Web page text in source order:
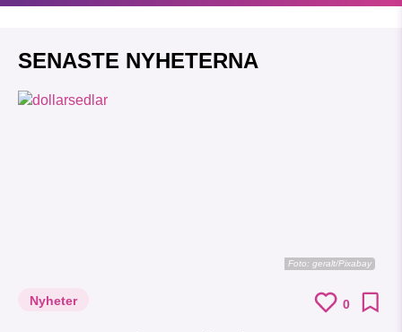
SENASTE NYHETERNA
Foto: geralt/Pixabay
Nyheter 0